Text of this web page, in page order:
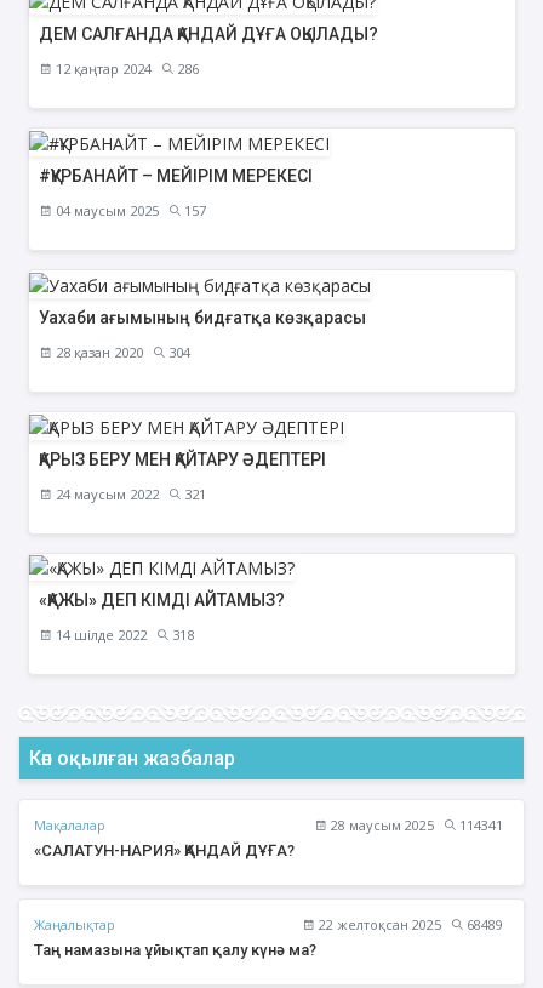
ДЕМ САЛҒАНДА ҚАНДАЙ ДҰҒА ОҚЫЛАДЫ?
12 қаңтар 2024 286
#ҚҰРБАНАЙТ – МЕЙІРІМ МЕРЕКЕСІ
04 маусым 2025 157
Уахаби ағымының бидғатқа көзқарасы
28 қазан 2020 304
ҚАРЫЗ БЕРУ МЕН ҚАЙТАРУ ӘДЕПТЕРІ
24 маусым 2022 321
«ҚАЖЫ» ДЕП КІМДІ АЙТАМЫЗ?
14 шілде 2022 318
Көп оқылған жазбалар
Мақалалар 28 маусым 2025
114341
«САЛАТУН-НАРИЯ» ҚАНДАЙ ДҰҒА?
Жаңалықтар 22 желтоқсан 2025
68489
Таң намазына ұйықтап қалу күнә ма?